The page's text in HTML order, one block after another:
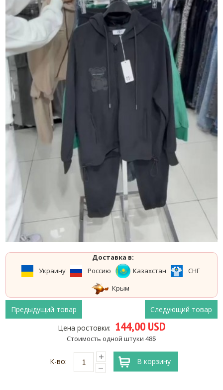
Доставка в:
Украину
Россию Казахстан
СНГ
Крым
Предыдущий товар
Следующий товар
Цена ростовки: 144,00 USD
Стоимость одной штуки 48$
К-во: В корзину